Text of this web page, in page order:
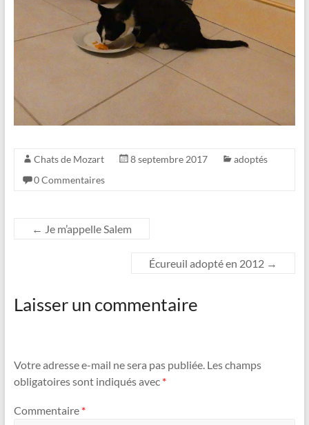
Chats de Mozart 8 septembre 2017
adoptés
0 Commentaires
← Je m’appelle Salem
Écureuil adopté en 2012 →
Laisser un commentaire
Votre adresse e-mail ne sera pas publiée. Les champs
obligatoires sont indiqués avec *
Commentaire *